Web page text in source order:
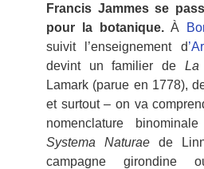
Francis Jammes se
pour la botanique.À
suivit l’enseignement d
devint un familier de La
Lamark (parue en 1778),
et surtout – on va
nomenclature
Systema Naturaede
campagne girondine